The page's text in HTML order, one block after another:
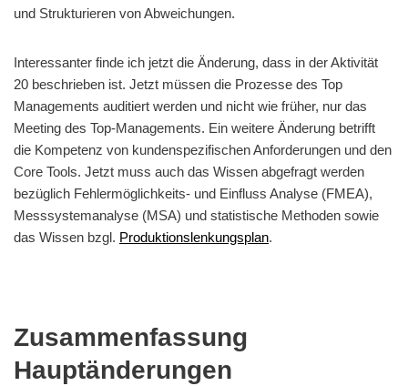
und Strukturieren von Abweichungen.
Interessanter finde ich jetzt die Änderung, dass in der Aktivität
20 beschrieben ist. Jetzt müssen die Prozesse des Top
Managements auditiert werden und nicht wie früher, nur das
Meeting des Top-Managements. Ein weitere Änderung betrifft
die Kompetenz von kundenspezifischen Anforderungen und den
Core Tools. Jetzt muss auch das Wissen abgefragt werden
bezüglich Fehlermöglichkeits- und Einfluss Analyse (FMEA),
Messsystemanalyse (MSA) und statistische Methoden sowie
das Wissen bzgl. Produktionslenkungsplan.
Zusammenfassung
Hauptänderungen